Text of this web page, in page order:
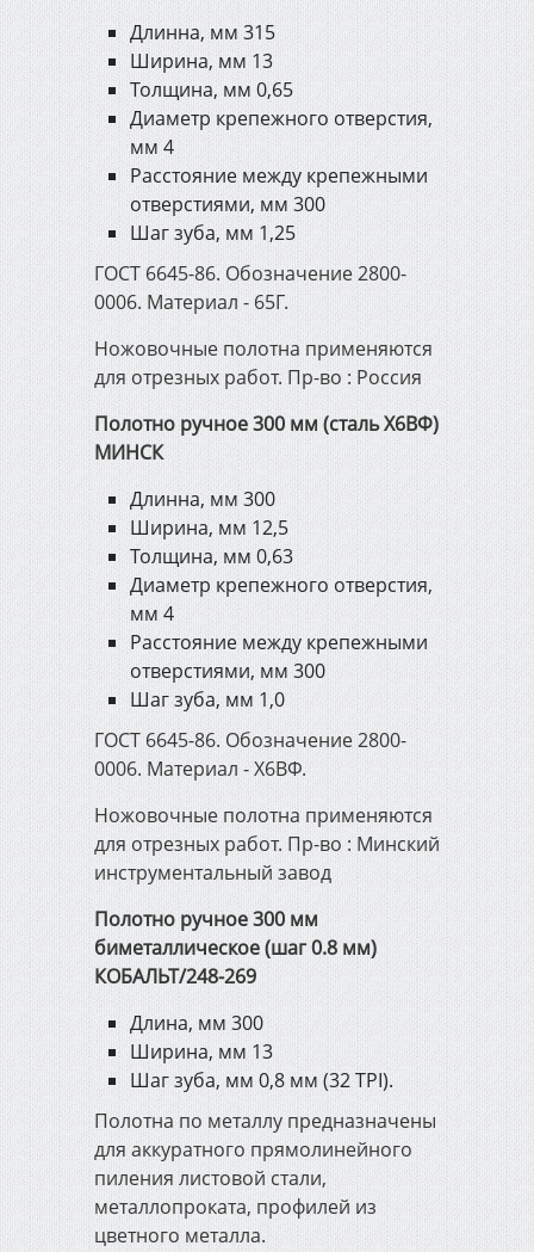
Длинна, мм 315
Ширина, мм 13
Толщина, мм 0,65
Диаметр крепежного отверстия,
мм 4
Расстояние между крепежными
отверстиями, мм 300
Шаг зуба, мм 1,25
ГОСТ 6645-86. Обозначение 2800-
0006. Материал - 65Г.
Ножовочные полотна применяются
для отрезных работ. Пр-во : Россия
Полотно ручное 300 мм (сталь Х6ВФ)
МИНСК
Длинна, мм 300
Ширина, мм 12,5
Толщина, мм 0,63
Диаметр крепежного отверстия,
мм 4
Расстояние между крепежными
отверстиями, мм 300
Шаг зуба, мм 1,0
ГОСТ 6645-86. Обозначение 2800-
0006. Материал - Х6ВФ.
Ножовочные полотна применяются
для отрезных работ. Пр-во : Минский
инструментальный завод
Полотно ручное 300 мм
биметаллическое (шаг 0.8 мм)
КОБАЛЬТ/248-269
Длина, мм 300
Ширина, мм 13
Шаг зуба, мм 0,8 мм (32 TPI).
Полотна по металлу предназначены
для аккуратного прямолинейного
пиления листовой стали,
металлопроката, профилей из
цветного металла.